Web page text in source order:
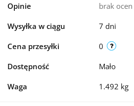
Opinie brak ocen
Wysyłka w ciągu 7 dni
Cena przesyłki 0
Dostępność Mało
Waga 1.492 kg